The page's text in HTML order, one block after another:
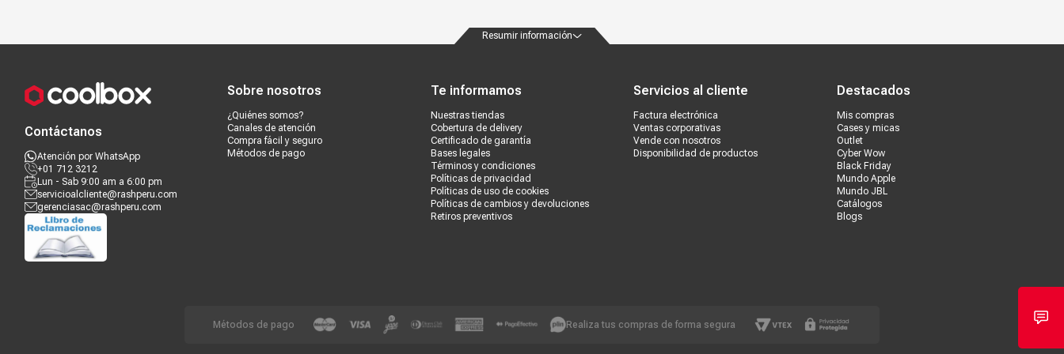
Resumir información
Contáctanos
Atención por WhatsApp
+01 712 3212
Lun - Sab 9:00 am a 6:00 pm
servicioalcliente@rashperu.com
gerenciasac@rashperu.com
Sobre nosotros
¿Quiénes somos?
Canales de atención
Compra fácil y seguro
Métodos de pago
Te informamos
Nuestras tiendas
Cobertura de delivery
Certificado de garantía
Bases legales
Términos y condiciones
Políticas de privacidad
Políticas de uso de cookies
Políticas de cambios y devoluciones
Retiros preventivos
Servicios al cliente
Factura electrónica
Ventas corporativas
Vende con nosotros
Disponibilidad de productos
Destacados
Mis compras
Cases y micas
Outlet
Cyber Wow
Black Friday
Mundo Apple
Mundo JBL
Catálogos
Blogs
Métodos de pago Realiza tus compras de forma segura